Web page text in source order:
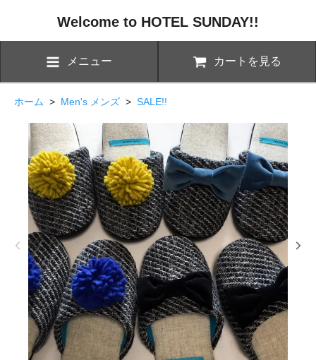
Welcome to HOTEL SUNDAY!!
メニュー カートを見る
ホーム > Men's メンズ > SALE!!